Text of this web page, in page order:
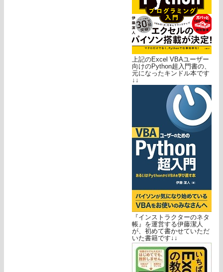
上記のExcel VBAユーザー
向けのPython超入門書の、
元になったキンドル本です
↓↓
『インストラクターのネタ
帳』を運営する伊藤潔人
が、初めて書かせていただ
いた書籍です↓↓